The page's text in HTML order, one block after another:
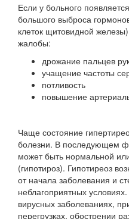
Если у больного появляется
большого выброса
клеток щитовидной
жалобы:
дрожание пальцев
учащение частоты
потливость
повышение
Чаще состояние
болезни. В последующем
может быть нормальной
(гипотироз). Гипотиреоз
от начала заболевания и
неблагоприятных
вирусных заболеваниях,
перегрузках, обострении